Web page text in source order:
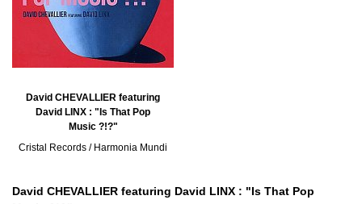
David CHEVALLIER featuring
David LINX : "Is That Pop
Music ?!?"
Cristal Records / Harmonia Mundi
David CHEVALLIER featuring David LINX : "Is That Pop